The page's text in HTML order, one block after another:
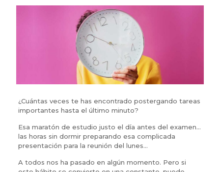
¿Cuántas veces te has encontrado postergando tareas
importantes hasta el último minuto?
Esa maratón de estudio justo el día antes del examen…
las horas sin dormir preparando esa complicada
presentación para la reunión del lunes…
A todos nos ha pasado en algún momento. Pero si